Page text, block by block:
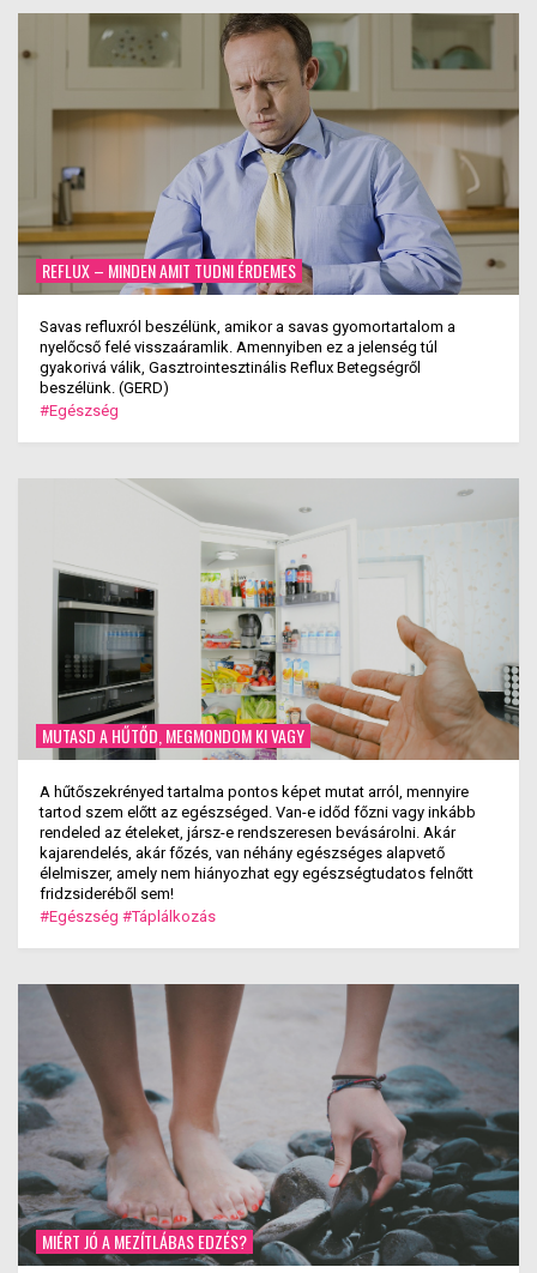
REFLUX – MINDEN AMIT TUDNI ÉRDEMES
Savas refluxról beszélünk, amikor a savas gyomortartalom a
nyelőcső felé visszaáramlik. Amennyiben ez a jelenség túl
gyakorivá válik, Gasztrointesztinális Reflux Betegségről
beszélünk. (GERD)
#Egészség
MUTASD A HŰTŐD, MEGMONDOM KI VAGY
A hűtőszekrényed tartalma pontos képet mutat arról, mennyire
tartod szem előtt az egészséged. Van-e időd főzni vagy inkább
rendeled az ételeket, jársz-e rendszeresen bevásárolni. Akár
kajarendelés, akár főzés, van néhány egészséges alapvető
élelmiszer, amely nem hiányozhat egy egészségtudatos felnőtt
fridzsideréből sem!
#Egészség #Táplálkozás
MIÉRT JÓ A MEZÍTLÁBAS EDZÉS?